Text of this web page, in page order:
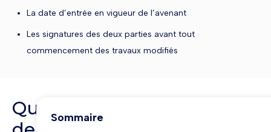
La date d’entrée en vigueur de l’avenant
Les signatures des deux parties avant tout
commencement des travaux modifiés
Qu’est-ce qu’un avenant
Sommaire